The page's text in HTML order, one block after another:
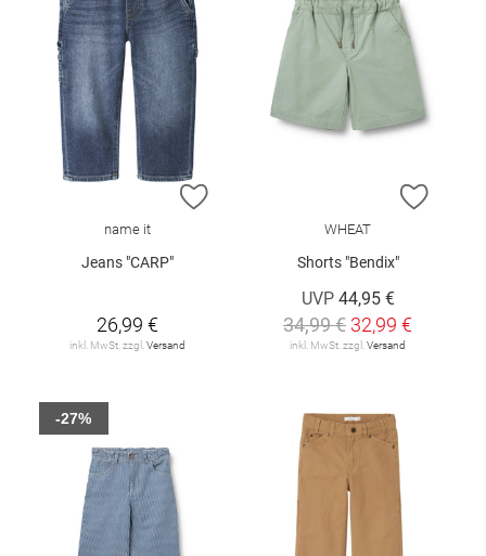
ZUR WUNSCHLISTE HINZUFÜGEN
name it
Jeans "CARP"
26,99 €
inkl. MwSt. zzgl. Versand
ZUR
WHEAT
Shorts "Bendix"
UVP 44,95 €
34,99 € 32,99 €
inkl. MwSt. zzgl. Versand
-27%